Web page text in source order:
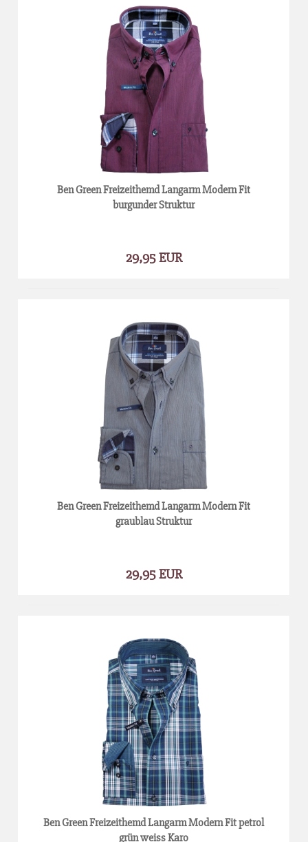
Ben Green Freizeithemd Langarm Modern Fit
burgunder Struktur
29,95 EUR
Ben Green Freizeithemd Langarm Modern Fit
graublau Struktur
29,95 EUR
Ben Green Freizeithemd Langarm Modern Fit petrol
grün weiss Karo